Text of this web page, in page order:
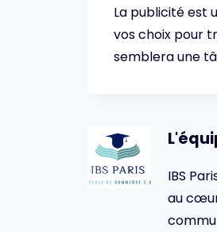
La publicité est
vos choix pour
semblera une
IBS
au